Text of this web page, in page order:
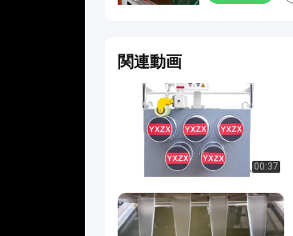
関連動画
00:37